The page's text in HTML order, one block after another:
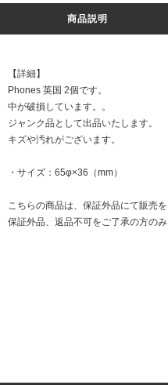
商品説明
【詳細】
Phones 英国 2個です。
中が破損しています。。
ジャンク品として出品いたします。
キズや汚れがございます。
・サイズ：65φ×36（mm）
こちらの商品は、保証外品にて販売を
保証外品、返品不可をご了承の方の